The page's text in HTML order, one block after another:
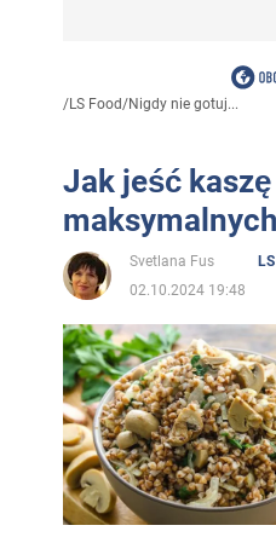
/LS Food/Nigdy nie gotuj...
Jak jeść
Svetlana Fus
02.10.2024 19:48